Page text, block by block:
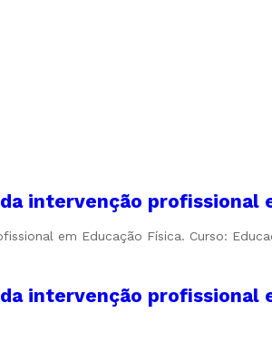
intervenção profissional
em Educação Física. Curso:
intervenção profissional